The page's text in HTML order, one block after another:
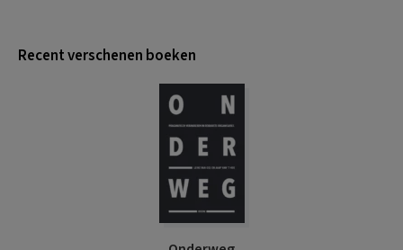
Recent verschenen boeken